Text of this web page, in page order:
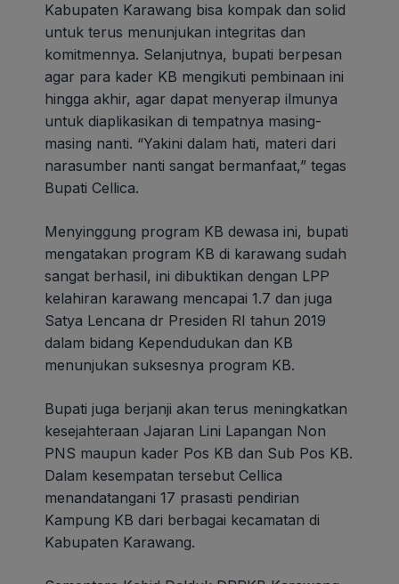
Kabupaten Karawang bisa kompak dan solid
untuk terus menunjukan integritas dan
komitmennya. Selanjutnya, bupati berpesan
agar para kader KB mengikuti pembinaan ini
hingga akhir, agar dapat menyerap ilmunya
untuk diaplikasikan di tempatnya masing-
masing nanti. “Yakini dalam hati, materi dari
narasumber nanti sangat bermanfaat,” tegas
Bupati Cellica.
Menyinggung program KB dewasa ini, bupati
mengatakan program KB di karawang sudah
sangat berhasil, ini dibuktikan dengan LPP
kelahiran karawang mencapai 1.7 dan juga
Satya Lencana dr Presiden RI tahun 2019
dalam bidang Kependudukan dan KB
menunjukan suksesnya program KB.
Bupati juga berjanji akan terus meningkatkan
kesejahteraan Jajaran Lini Lapangan Non
PNS maupun kader Pos KB dan Sub Pos KB.
Dalam kesempatan tersebut Cellica
menandatangani 17 prasasti pendirian
Kampung KB dari berbagai kecamatan di
Kabupaten Karawang.